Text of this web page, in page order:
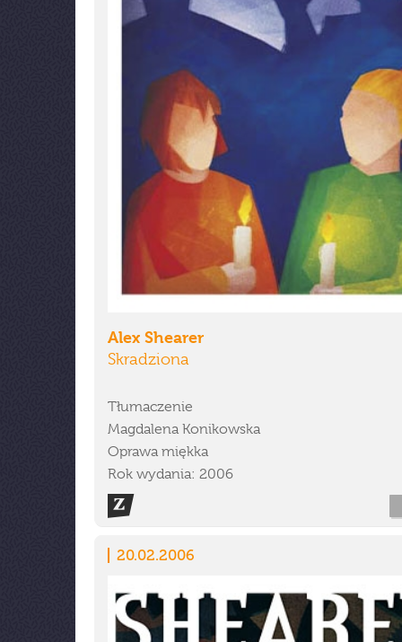
Alex Shearer
Skradziona
Tłumaczenie
Magdalena Konikowska
Oprawa miękka
Rok wydania: 2006
20.02.2006